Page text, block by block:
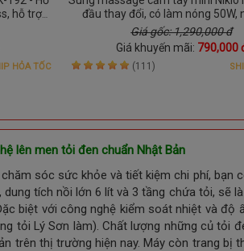
hỗ trợ
HỎA TỐC
đầu thay đổi, có làm nóng 50W,
mang theo mọi lúc
Giá gốc: 1,290,000 đ
Giá khuyến mãi: 790,000
(111)
lên men tỏi đen chuẩn Nhật Bản
sóc sức khỏe và tiết kiệm chi phí, bạn
, dung tích nồi lớn 6 lít và 3 tầng chứa tỏi, sẽ
biệt với công nghệ kiểm soát nhiệt và độ
tỏi Lý Sơn làm). Chất lượng những củ tỏi
trên thị trường hiện nay. Máy còn trang bị